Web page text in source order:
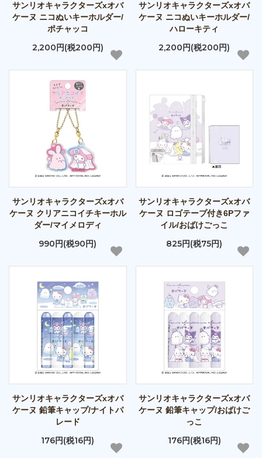
サンリオキャラクターズxオバ
ケーヌ ニコぬいキーホルダー/
ポチャッコ
2,200円(税200円)
サンリオキャラクターズxオバ
ケーヌ ニコぬいキーホルダー/
ハローキティ
2,200円(税200円)
サンリオキャラクターズxオバ
ケーヌ クリアニコイチキーホル
ダー/マイメロディ
990円(税90円)
サンリオキャラクターズxオバ
ケーヌ ロゴテープ付き6Pファ
イル/おばけごっこ
825円(税75円)
サンリオキャラクターズxオバ
ケーヌ 鉛筆キャップ/ナイトパ
レード
176円(税16円)
サンリオキャラクターズxオバ
ケーヌ 鉛筆キャップ/おばけご
っこ
176円(税16円)